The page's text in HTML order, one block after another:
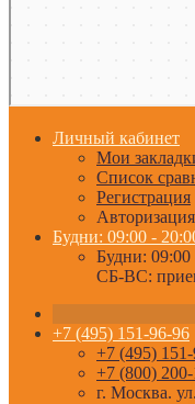
Личный кабинет
Мои
Список
Регистрация
Авторизация
Будни: 09:00 -
Будни: 09:00
СБ-ВС:
+7 (495) 151-96-96
+7 (495)
+7 (800)
г. Москва.